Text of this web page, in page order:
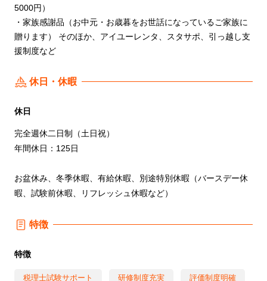
5000円）
・家族感謝品（お中元・お歳暮をお世話になっているご家族に
贈ります） そのほか、アイユーレンタ、スタサポ、引っ越し支
援制度など
休日・休暇
休日
完全週休二日制（土日祝）
年間休日：125日
お盆休み、冬季休暇、有給休暇、別途特別休暇（バースデー休
暇、試験前休暇、リフレッシュ休暇など）
特徴
特徴
税理士試験サポート 研修制度充実 評価制度明確